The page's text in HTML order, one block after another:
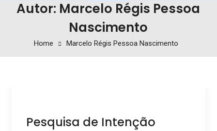
Autor: Marcelo Régis Pessoa
Nascimento
Home Marcelo Régis Pessoa Nascimento
Pesquisa de Intenção